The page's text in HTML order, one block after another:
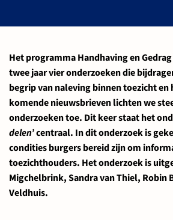
Het programma Handhaving en
twee jaar vier onderzoeken die
begrip van naleving binnen toezicht en
komende nieuwsbrieven lichten we
onderzoeken toe. Dit keer staat het
delen’centraal. In dit onderzoek is
condities burgers bereid zijn om
toezichthouders. Het onderzoek is
Migchelbrink, Sandra van Thiel, Robin
Veldhuis.